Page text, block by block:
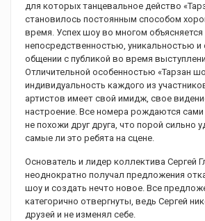
для которых танцевальное действо
становилось постоянным способом
время. Успех шоу во многом объясняется
непосредственностью, уникальностью
общении с публикой во время
Отличительной особенностью «Тарзан
индивидуальность каждого из
артистов имеет свой имидж, свое
настроение. Все номера рождаются сами
не похожи друг друга, что порой сильно
самые ли это ребята на сцене.
Основатель и лидер коллектива Сергей
неоднократно получал предложения
шоу и создать нечто новое. Все
категорично отвергнуты, ведь Сергей
друзей и не изменял себе.